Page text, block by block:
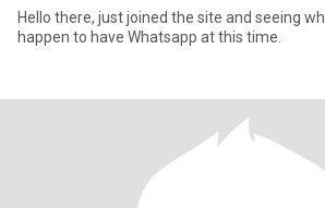
Hello there, just joined the site and seeing
happen to have Whatsapp at this time.